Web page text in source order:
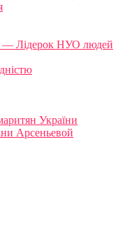
— Лідерок НУО людей
України
Арсеньевой